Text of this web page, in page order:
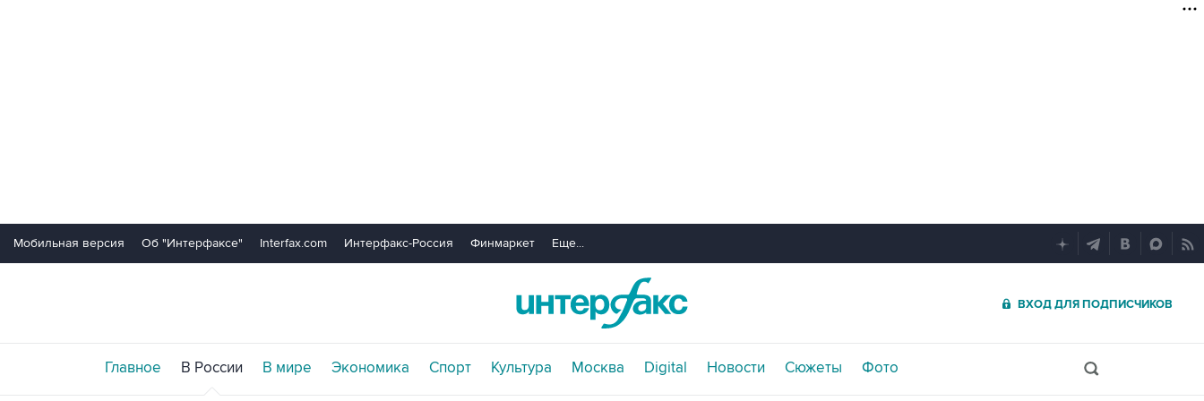
Мобильная версия Об "Интерфаксе" Interfax.com Интерфакс-Россия Финмаркет Еще...
ВХОД ДЛЯ ПОДПИСЧИКОВ
Главное В России В мире Экономика Спорт Культура Москва Digital Новости Сюжеты Фото